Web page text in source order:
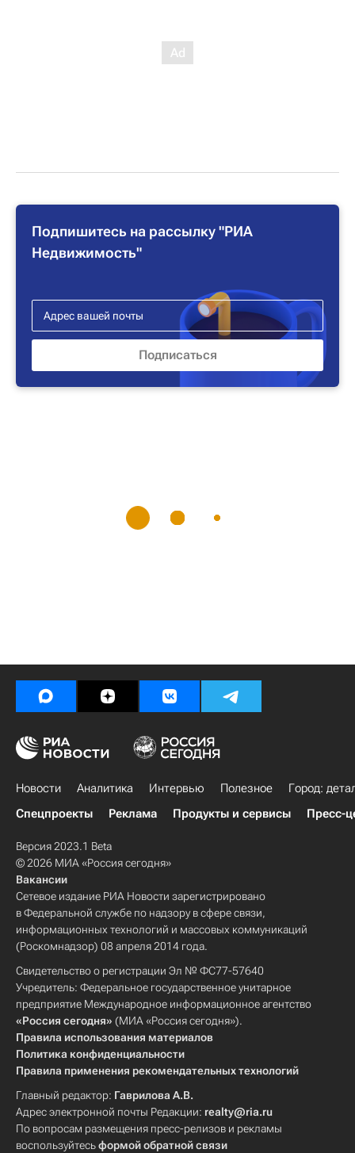
Подпишитесь на рассылку "РИА
Недвижимость"
Новости Аналитика Интервью Полезное
Город:
Спецпроекты
Реклама Продукты и сервисы Пресс-
Версия 2023.1 Beta
© 2026 МИА «Россия сегодня»
Вакансии
Сетевое издание РИА Новости зарегистрировано
в Федеральной службе по надзору в сфере связи,
информационных технологий и массовых коммуникаций
(Роскомнадзор) 08 апреля 2014 года.
Свидетельство о регистрации Эл № ФС77-57640
Учредитель: Федеральное государственное унитарное
предприятие Международное информационное агентство
«Россия сегодня» (МИА «Россия сегодня»).
Правила использования материалов
Политика конфиденциальности
Правила применения рекомендательных технологий
Главный редактор: Гаврилова А.В.
Адрес электронной почты Редакции: realty@ria.ru
По вопросам размещения пресс-релизов и рекламы
воспользуйтесьформой обратной связи